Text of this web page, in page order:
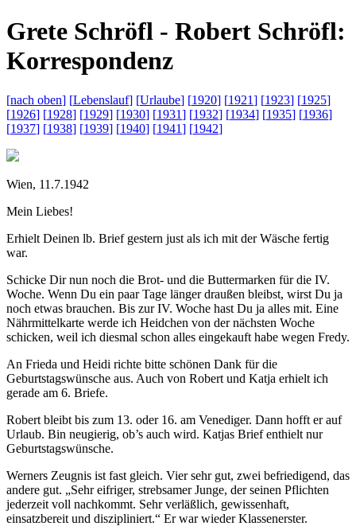
Grete Schröfl - Robert Schröfl:
Korrespondenz
[nach oben] [Lebenslauf] [Urlaube] [1920] [1921] [1923] [1925]
[1926] [1928] [1929] [1930] [1931] [1932] [1934] [1935] [1936]
[1937] [1938] [1939] [1940] [1941] [1942]
Wien, 11.7.1942
Mein Liebes!
Erhielt Deinen lb. Brief gestern just als ich mit der Wäsche fertig
war.
Schicke Dir nun noch die Brot- und die Buttermarken für die IV.
Woche. Wenn Du ein paar Tage länger draußen bleibst, wirst Du ja
noch etwas brauchen. Bis zur IV. Woche hast Du ja alles mit. Eine
Nährmittelkarte werde ich Heidchen von der nächsten Woche
schicken, weil ich diesmal schon alles eingekauft habe wegen Fredy.
An Frieda und Heidi richte bitte schönen Dank für die
Geburtstagswünsche aus. Auch von Robert und Katja erhielt ich
gerade am 6. Briefe.
Robert bleibt bis zum 13. oder 16. am Venediger. Dann hofft er auf
Urlaub. Bin neugierig, ob’s auch wird. Katjas Brief enthielt nur
Geburtstagswünsche.
Werners Zeugnis ist fast gleich. Vier sehr gut, zwei befriedigend, das
andere gut. „Sehr eifriger, strebsamer Junge, der seinen Pflichten
jederzeit voll nachkommt. Sehr verläßlich, gewissenhaft,
einsatzbereit und diszipliniert.“ Er war wieder Klassenerster.